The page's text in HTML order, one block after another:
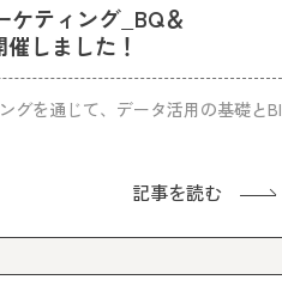
ティング_BQ＆
しました！
グを通じて、データ活用の基礎とBI
記事を読む